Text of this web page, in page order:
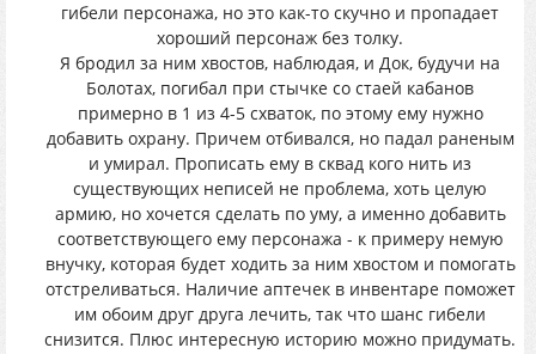
гибели персонажа, но это как-то скучно и пропадает
хороший персонаж без толку.
Я бродил за ним хвостов, наблюдая, и Док, будучи на
Болотах, погибал при стычке со стаей кабанов
примерно в 1 из 4-5 схваток, по этому ему нужно
добавить охрану. Причем отбивался, но падал раненым
и умирал. Прописать ему в сквад кого нить из
существующих неписей не проблема, хоть целую
армию, но хочется сделать по уму, а именно добавить
соответствующего ему персонажа - к примеру немую
внучку, которая будет ходить за ним хвостом и помогать
отстреливаться. Наличие аптечек в инвентаре поможет
им обоим друг друга лечить, так что шанс гибели
снизится. Плюс интересную историю можно придумать.